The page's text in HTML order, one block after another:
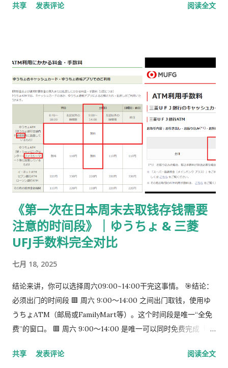
完了，请邮寄材料 」的邮件 选择 邮送方式领取新在留卡 需要自
载 PDF（不是费用说明页） 👉
https://www.moj.go.jp/isa/content/930002833.pdf 打印后
填写： 右上角： 申请受理编号 右下角： 本人姓名 在指定的「収
入印紙贴付栏」内： 贴 5,500 日元的收入印纸 可以是 两张或多
张 不重叠、不消印 📌 5,500 日元适用于： 2025 年 4 月 1 日以
后提交的在留期间更新 / 资格变更申请 ② 准备回邮用【レター
パック】 可以使用： 青色：レターパックライト（430 日元）
或红色：レターパックプラス（更稳，但非强制） 回邮用 レター
パック： 提前写好“收件人地址” 可写：本人住址 或 公司地址 不
要封口 可 对折一次 （标准做法） 📌 官方邮件只写「レターパッ
ク」， 没有指定必须 Plus，也没有写必须本人签收 。 ③ 用【简
易书留】寄给入管 把以下 3 样东西一起放入一个 A4 用信封 ：
手数料纳付书（已贴印纸） 当前持有的在留卡 正本 回邮用 レタ
ーパック（对折） 信封要求： 角2 或 角4 都可以 两者都能放 A4
入管、邮局 没有尺寸指定 用你手上的那个即可 到邮局柜台说一
件人（左上或背面）： 可以写 本人住址 也可以写 公司地址 只要
共享 发表评论 阅读全文
《第一次在日本周末去取钱存钱需要
注意的时间段》｜ゆうちょ & 三菱
UFJ手数料完全对比
七月 18, 2025
结论来讲，你可以选择周六09:00~14:00干完这事情。 🎯结论：
必须出门的时间段 🟥 周六 9:00～14:00 之间出门取钱，使用ゆ
うちょATM（邮局或FamilyMart等）。这个时间段是唯一“全免
费”的窗口。 🟥 周六 9:00～14:00 是唯一可以同时免费完成「三
能找到免费的。
共享 发表评论 阅读全文